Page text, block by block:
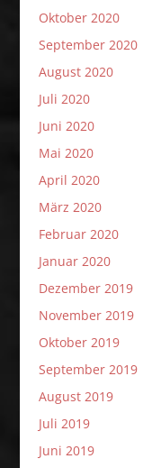
Oktober 2020
September 2020
August 2020
Juli 2020
Juni 2020
Mai 2020
April 2020
März 2020
Februar 2020
Januar 2020
Dezember 2019
November 2019
Oktober 2019
September 2019
August 2019
Juli 2019
Juni 2019